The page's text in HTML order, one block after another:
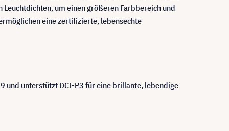
um einen größeren Farbbereich und
eine zertifizierte, lebensechte
und unterstützt DCI-P3 für eine brillante, lebendige